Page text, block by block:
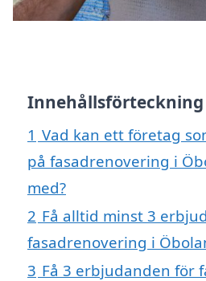
Innehållsförteckning
1 Vad kan ett företag
på fasadrenovering i
med?
2 Få alltid minst 3
fasadrenovering i
3 Få 3 erbjudanden för